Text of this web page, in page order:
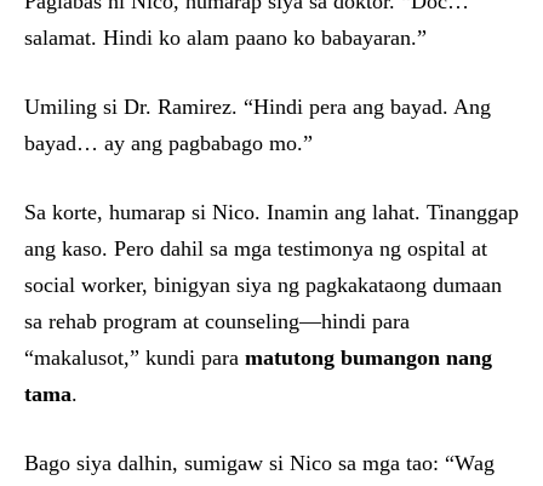
salamat. Hindi ko alam paano ko babayaran.”
Umiling si Dr. Ramirez. “Hindi pera ang bayad. Ang
bayad… ay ang pagbabago mo.”
Sa korte, humarap si Nico. Inamin ang lahat. Tinanggap
ang kaso. Pero dahil sa mga testimonya ng ospital at
social worker, binigyan siya ng pagkakataong dumaan
sa rehab program at counseling—hindi para
“makalusot,” kundi para matutong bumangon nang
tama.
Bago siya dalhin, sumigaw si Nico sa mga tao: “Wag